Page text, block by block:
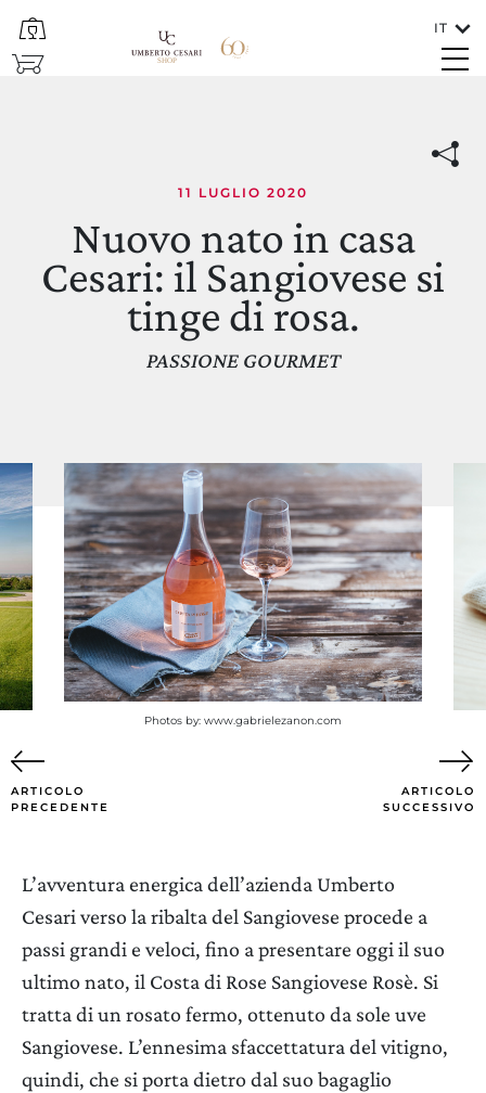
SHOP
IT
LA TENUTA
In che paese va spedito il vino?
AGGIORNA PREFERENZE
CHIUDI
11 LUGLIO 2020
Nuovo nato in casa
Cesari: il Sangiovese si
tinge di rosa.
PASSIONE GOURMET
Photos by: www.gabrielezanon.com
ARTICOLO
SUCCESSIVO
ARTICOLO
PRECEDENTE
L’avventura energica dell’azienda Umberto
Cesari verso la ribalta del Sangiovese procede a
passi grandi e veloci, fino a presentare oggi il suo
ultimo nato, il Costa di Rose Sangiovese Rosè. Si
tratta di un rosato fermo, ottenuto da sole uve
Sangiovese. L’ennesima sfaccettatura del vitigno,
quindi, che si porta dietro dal suo bagaglio